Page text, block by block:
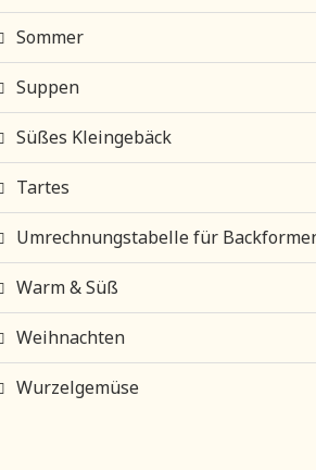
Sommer
Suppen
Süßes Kleingebäck
Tartes
Umrechnungstabelle für
Warm & Süß
Weihnachten
Wurzelgemüse